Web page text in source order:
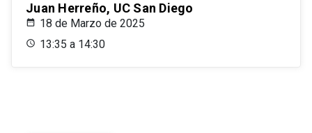
Juan Herreño, UC San Diego
18 de Marzo de 2025
13:35 a 14:30